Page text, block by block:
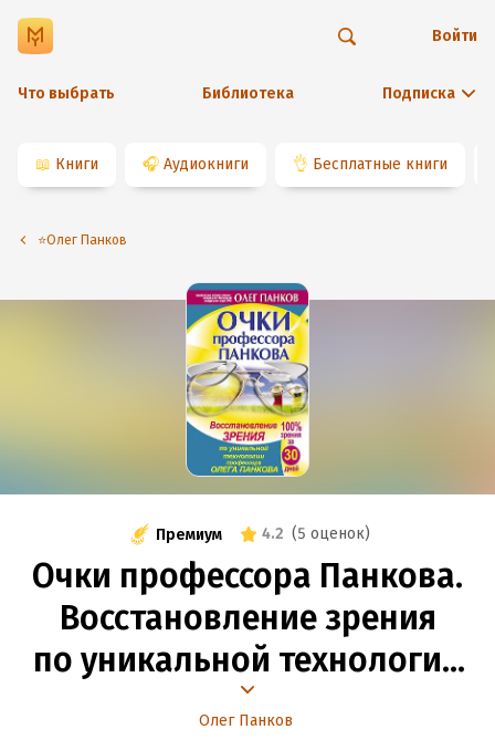
Что выбрать Библиотека Подписка
Войти
📖 Книги 🎧 Аудиокниги 👌 Бесплатные книги
⭐️Олег Панков
Премиум 4.2 (5 оценок)
Очки профессора Панкова.
Восстановление зрения
по уникальной технологии
профессора Олега Панкова
Олег Панков